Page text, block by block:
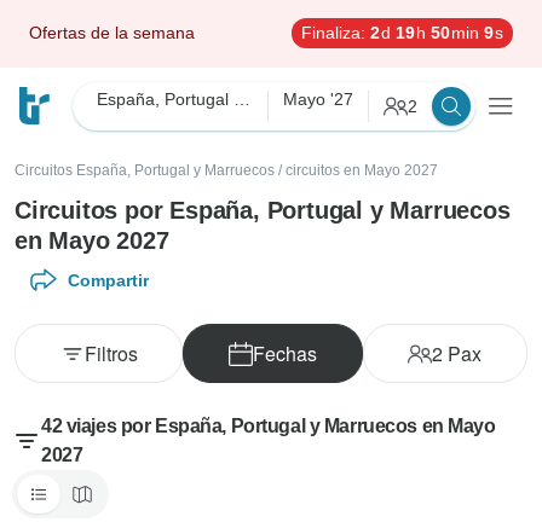
Ofertas de la semana Finaliza: 2d 19h 50min 7s
Mayo '27 2
Circuitos España, Portugal y Marruecos / circuitos en Mayo 2027
Circuitos por España, Portugal y Marruecos
en Mayo 2027
Compartir
Fechas 2 Pax
Filtros
42 viajes por España, Portugal y Marruecos en Mayo
2027